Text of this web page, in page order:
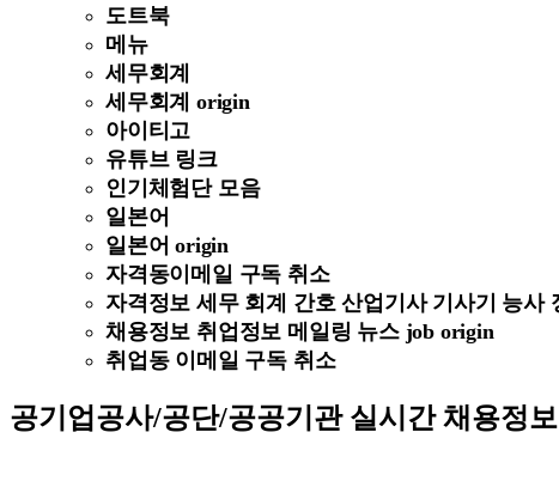
도트북
메뉴
세무회계
세무회계 origin
아이티고
유튜브 링크
인기체험단 모음
일본어
일본어 origin
자격동이메일 구독 취소
자격정보 세무 회계 간호 산업기사 기사기 능사
채용정보 취업정보 메일링 뉴스 job origin
취업동 이메일 구독 취소
공기업공사/공단/공공기관 실시간 채용정